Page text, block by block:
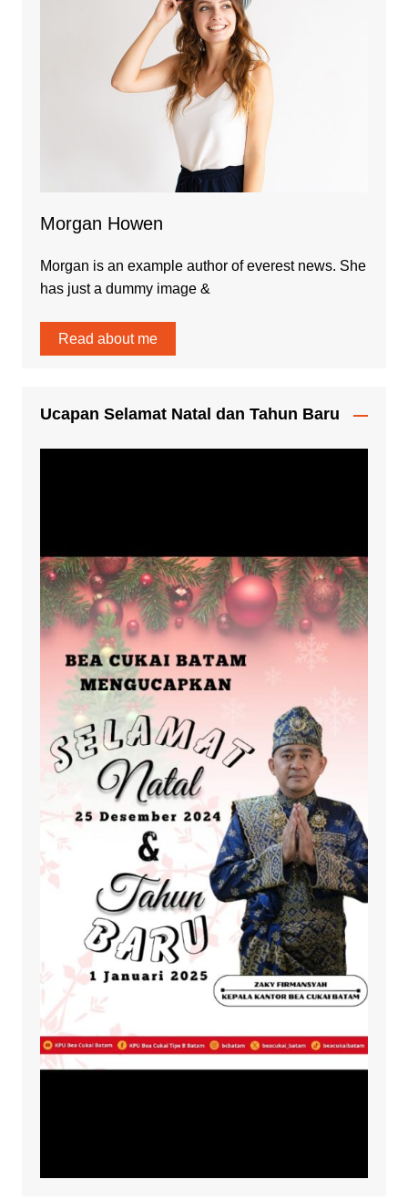
Morgan Howen
Morgan is an example author of everest news. She
has just a dummy image &
Read about me
Ucapan Selamat Natal dan Tahun Baru